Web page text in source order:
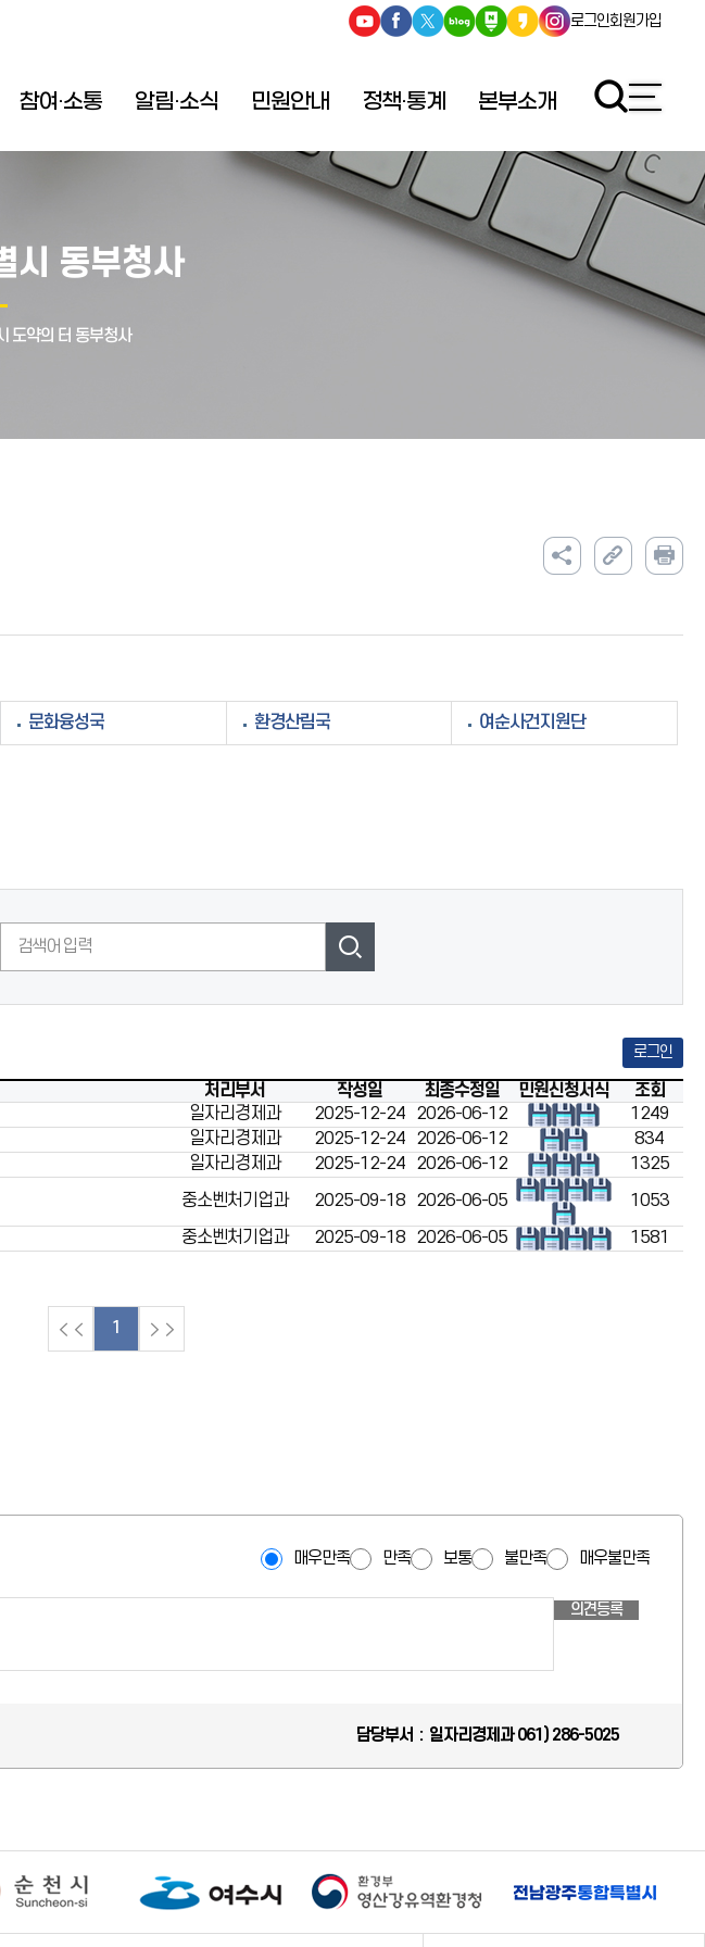
로그인회원가입
참여·소통 알림·소식 민원안내 정책·통계 본부소개
시 동부청사
도약의 터 동부청사
문화융성국 환경산림국 여순사건지원단
로그인
처리부서 작성일 최종수정일 민원신청서식
조회
일자리경제과 2025-12-24 2026-06-12
1249
일자리경제과 2025-12-24 2026-06-12
834
일자리경제과 2025-12-24 2026-06-12
1325
중소벤처기업과 2025-09-18 2026-06-05
1053
중소벤처기업과 2025-09-18 2026-06-05 1581
1
매우만족 만족 보통 불만족 매우불만족
의견등록
담당부서 : 일자리경제과 061) 286-5025